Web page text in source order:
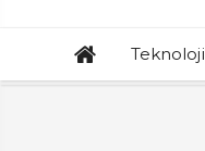
Teknoloji